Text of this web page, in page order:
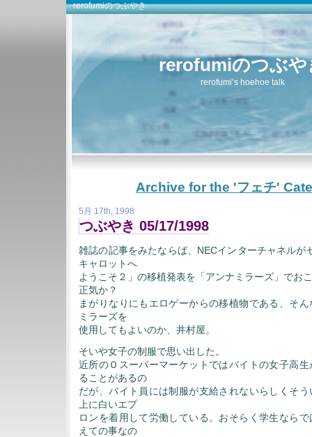
rerofumiのつぶやき
rerofumiのつぶや
rerofumi’s hoehoe talk
Archive for the 'フェチ'
5月 17th, 1998
つぶやき 05/17/1998
雑誌の記事をみたならば、NECインターチャネルが
キャロットへ
ようこそ２」の移植発表を「アンナミラーズ」でお
正気か？
まがりなりにもエロゲーからの移植物である、そ
ミラーズを
使用してもよいのか、井村屋。
そいや女子の制服で思い出した。
近所のＯスーパーマーケットではバイトの女子高
ることがあるの
だが、バイト員には制服が支給されないらしくそ
上に白いエプ
ロンを着用して労働している。おそらく学生なら
えての事なの